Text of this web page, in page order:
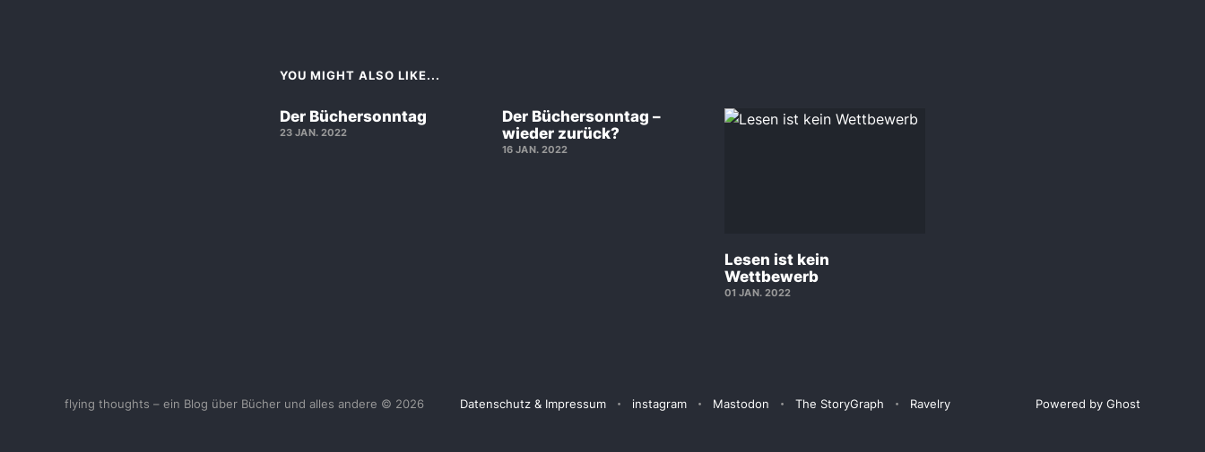
YOU MIGHT ALSO LIKE...
Der Büchersonntag
23 JAN. 2022
Der Büchersonntag –
wieder zurück?
16 JAN. 2022
Lesen ist kein
Wettbewerb
01 JAN. 2022
flying thoughts – ein Blog über Bücher und alles andere © 2026 Datenschutz & Impressum instagram Mastodon The StoryGraph Ravelry Powered by Ghost